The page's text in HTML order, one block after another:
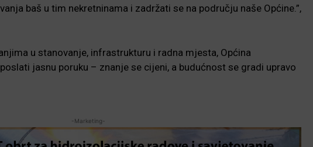
baš u tim nekretninama i zadržati se na području naše Općine.”,
u stanovanje, infrastrukturu i radna mjesta, Općina
jasnu poruku – znanje se cijeni, a budućnost se gradi upravo
-Marketing-